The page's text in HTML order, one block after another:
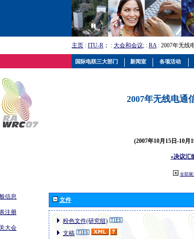
主页 : ITU-R ； : 大会和会议; : RA: 2007年无线
2007年无线电通
(2007年10月15日-10月
«决议汇
全部展
信息
注册
大会
文件
粉色文件(研究组)
文稿
国际电联三大部门 新闻室 各项活动